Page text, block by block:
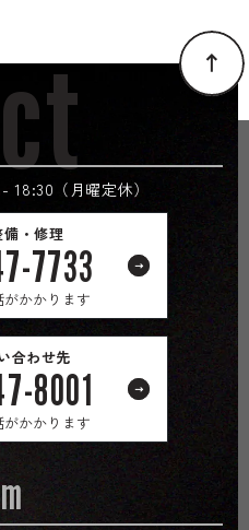
（月曜定休）
・修理
7733
かかります
合わせ先
8001
かかります